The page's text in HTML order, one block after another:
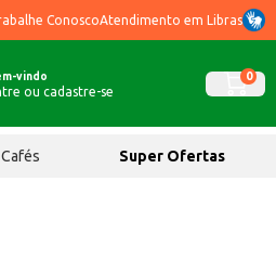
ConoscoAtendimento em Libras
vindo
ou cadastre-se
0
Cafés Super Ofertas